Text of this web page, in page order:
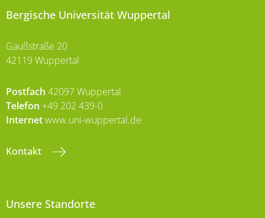
Bergische Universität Wuppertal
Gaußstraße 20
42119 Wuppertal
Postfach 42097 Wuppertal
Telefon +49 202 439-0
Internetwww.uni-wuppertal.de
Kontakt
Unsere Standorte